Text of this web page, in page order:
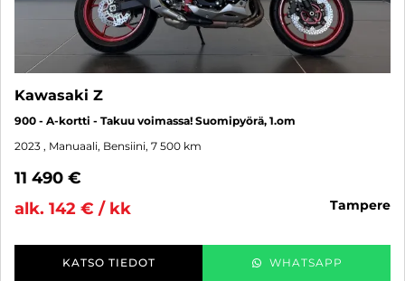
Kawasaki Z
900 - A-kortti - Takuu voimassa! Suomipyörä, 1.om
2023 , Manuaali, Bensiini, 7 500 km
11 490 €
alk. 142 € / kk
tampere
KATSO TIEDOT WHATSAPP